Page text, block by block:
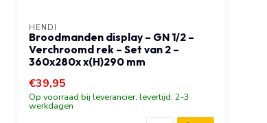
HENDI
Broodmanden display – GN 1/2 –
Verchroomd rek – Set van 2 –
360x280x x(H)290 mm
€39,95
Op voorraad bij leverancier, levertijd: 2-3
werkdagen